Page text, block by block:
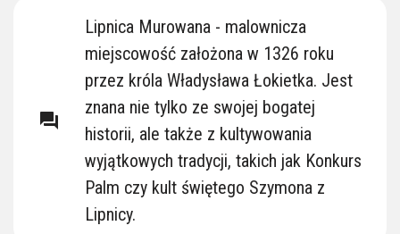
question_answer
Lipnica Murowana - malownicza
miejscowość założona w 1326 roku
przez króla Władysława Łokietka. Jest
znana nie tylko ze swojej bogatej
historii, ale także z kultywowania
wyjątkowych tradycji, takich jak Konkurs
Palm czy kult świętego Szymona z
Lipnicy.